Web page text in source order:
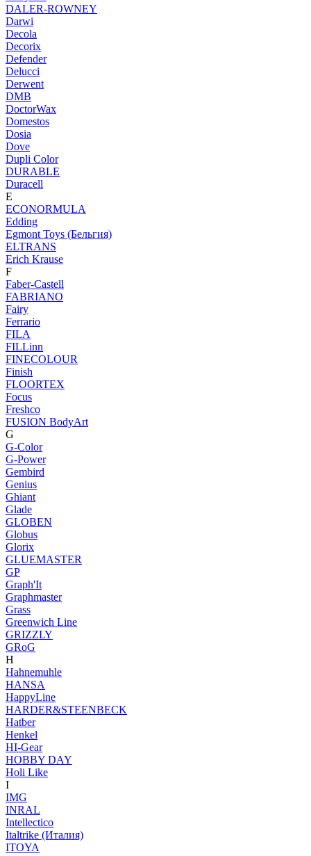
DALER-ROWNEY
Darwi
Decola
Decorix
Defender
Delucci
Derwent
DMB
DoctorWax
Domestos
Dosia
Dove
Dupli Color
DURABLE
Duracell
E
ECONORMULA
Edding
Egmont Toys (Бельгия)
ELTRANS
Erich Krause
F
Faber-Castell
FABRIANO
Fairy
Ferrario
FILA
FILLinn
FINECOLOUR
Finish
FLOORTEX
Focus
Freshco
FUSION BodyArt
G
G-Color
G-Power
Gembird
Genius
Ghiant
Glade
GLOBEN
Globus
Glorix
GLUEMASTER
GP
Graph'It
Graphmaster
Grass
Greenwich Line
GRIZZLY
GRoG
H
Hahnemuhle
HANSA
HappyLine
HARDER&STEENBECK
Hatber
Henkel
HI-Gear
HOBBY DAY
Holi Like
I
IMG
INRAL
Intellectico
Italtrike (Италия)
ITOYA